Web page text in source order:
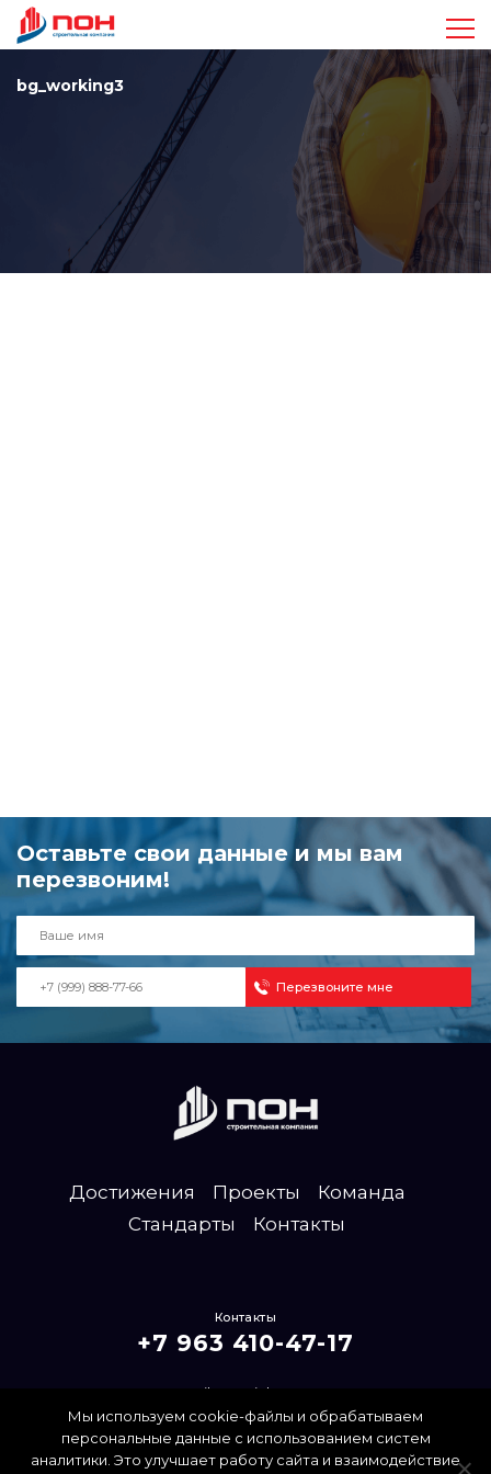
Достижения
Команда
bg_working3
Мы используем cookie-файлы и обрабатываем
персональные данные с использованием систем
аналитики. Это улучшает работу сайта и взаимодействие
Оставьте свои данные и мы вам
перезвоним!
Контакты
+7 963 410-47-17
mailpon@inbox.ru
Политика конфиденциальности
Достижения Проекты
Команда
Стандарты
Контакты